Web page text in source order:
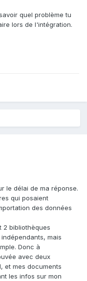
quel problème tu
lors de l'intégration.
le délai de ma réponse.
qui posaient
des données
2 bibliothèques
mais
Donc à
avec deux
et mes documents
les infos sur mon